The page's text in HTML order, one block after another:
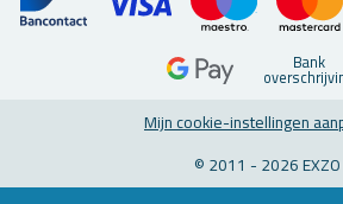
Bank
Mijn coo­kie-in­stel­lin­gen
© 2011 - 2026 EXZO